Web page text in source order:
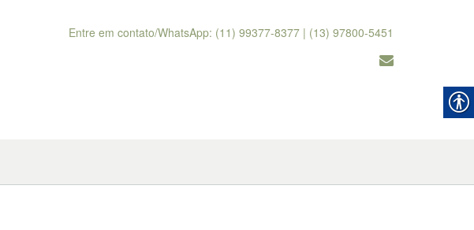
Entre em contato/WhatsApp: (11) 99377-8377 | (13) 97800-5451